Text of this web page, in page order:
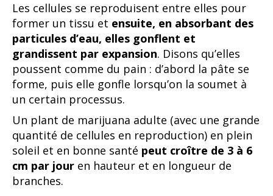
Les cellules se reproduisent entre elles pour
former un tissu et ensuite, en absorbant des
particules d’eau, elles gonflent et
grandissent par expansion. Disons qu’elles
poussent comme du pain : d’abord la pâte se
forme, puis elle gonfle lorsqu’on la soumet à
un certain processus.
Un plant de marijuana adulte (avec une grande
quantité de cellules en reproduction) en plein
soleil et en bonne santé peut croître de 3 à 6
cm par jour en hauteur et en longueur de
branches.